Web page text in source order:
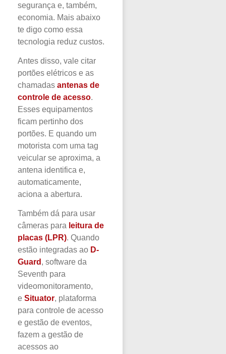
segurança e, também,
economia. Mais abaixo
te digo como essa
tecnologia reduz custos.
Antes disso, vale citar
portões elétricos e as
chamadas antenas de
controle de acesso.
Esses equipamentos
ficam pertinho dos
portões. E quando um
motorista com uma tag
veicular se aproxima, a
antena identifica e,
automaticamente,
aciona a abertura.
Também dá para usar
câmeras para leitura de
placas (LPR). Quando
estão integradas ao D-
Guard , software da
Seventh para
videomonitoramento,
e Situator, plataforma
para controle de acesso
e gestão de eventos,
fazem a gestão de
acessos ao